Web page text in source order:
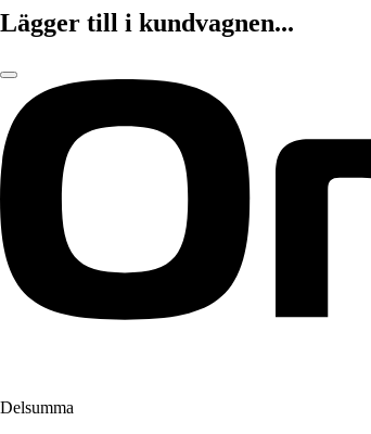
Lägger till i kundvagnen...
Delsumma